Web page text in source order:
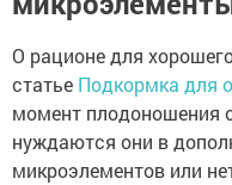
О рационе для
статье Подкормка для
момент плодоношения
нуждаются они в
микроэлементов или